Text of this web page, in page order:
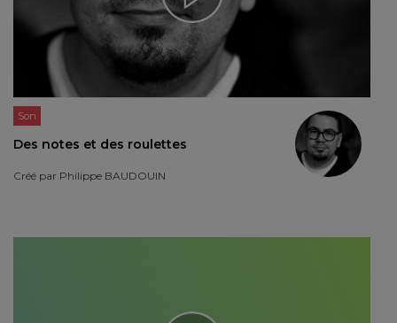
Son
Des notes et des roulettes
Créé par Philippe BAUDOUIN